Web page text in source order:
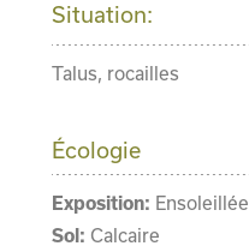
Situation:
Talus, rocailles
Écologie
Exposition: Ensoleillée
Sol: Calcaire